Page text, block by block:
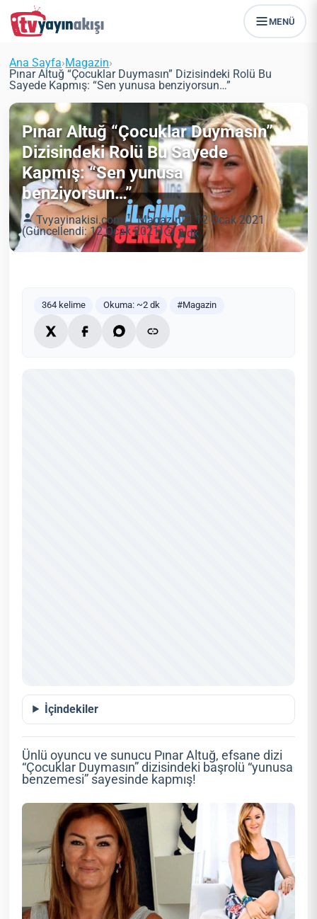
MENÜ
Ana Sayfa›Magazin›
Pınar Altuğ “Çocuklar Duymasın” Dizisindeki Rolü Bu
Sayede Kapmış: “Sen yunusa benziyorsun…”
Pınar Altuğ “Çocuklar Duymasın”
Dizisindeki Rolü Bu Sayede
Kapmış: “Sen yunusa
benziyorsun…”
Tvyayinakisi.com Magazin
12 Ocak 2021
(Güncellendi: 12 Ocak 2021)
2 dk
364 kelime Okuma: ~2 dk #Magazin
İçindekiler
Ünlü oyuncu ve sunucu Pınar Altuğ, efsane dizi
“Çocuklar Duymasın” dizisindeki başrolü “yunusa
benzemesi” sayesinde kapmış!